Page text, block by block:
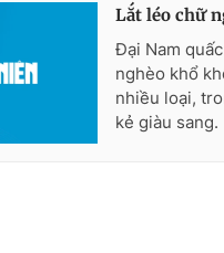
Lắt léo chữ
Đại Nam
nghèo khổ
nhiều loại,
kẻ giàu sang.